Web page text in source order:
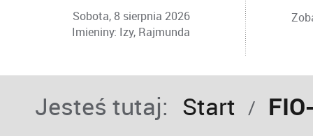
Sobota,8 sierpnia 2026
Imieniny: Izy, Rajmunda
Jesteś tutaj: Start /